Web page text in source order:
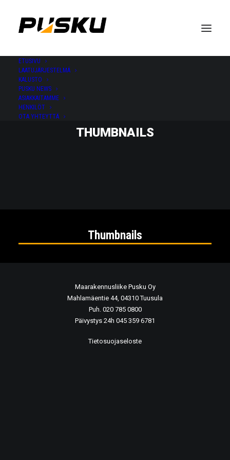
ETUSIVU
LAATUJÄRJESTELMÄ
KALUSTO
PUSKU NEWS
ASIAKKAITAMME
HENKILÖT
OTA YHTEYTTÄ
THUMBNAILS
Thumbnails
Maarakennusliike Pusku Oy
Mahlamäentie 44, 04310 Tuusula
Puh. 020 785 0800
Päivystys 24h 045 359 6781
Tietosuojaseloste